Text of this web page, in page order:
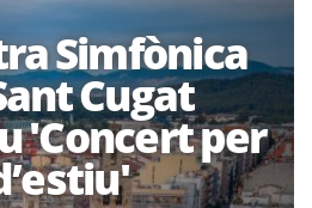
Simfònica
Cugat
'Concert per